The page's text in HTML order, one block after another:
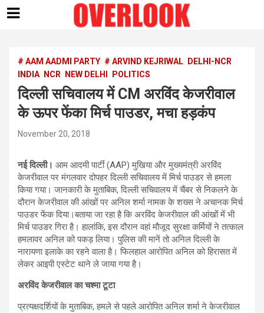
content# AAM AADMI PARTY # ARVIND KEJRIWAL
DELHI-NCR
INDIA
NCR NEW DELHI POLITICS
दिल्ली सचिवालय में CM अरविंद केजरीवाल
के ऊपर फेंका मिर्च पाउडर, मचा हड़कंप
November 20, 2018
नई दिल्ली। आम आदमी पार्टी (AAP) मुखिया और मुख्यमंत्री अरविंद
केजरीवाल पर मंगलवार दोपहर दिल्ली सचिवालय में मिर्च पाउडर से हमला
किया गया। जानकारी के मुताबिक, दिल्ली सचिवालय में चैंबर से निकलने के
दौरान केजरीवाल की आंखों पर अनिल शर्मा नामक के शख्स ने अचानक मिर्च
पाउडर फेंक दिया।बताया जा रहा है कि अरविंद केजरीवाल की आंखों में भी
मिर्च पाउडर गिरा है। हालांकि, इस दौरान वहां मौजूद सुरक्षा कर्मियों ने तत्काल
हमलावर अनिल को पकड़ लिया। पुलिस की मानें तो अनिल दिल्ली के
नारायणा इलाके का रहने वाला है। फिलहाल आरोपित अनिल को हिरासत में
लेकर आइपी एस्टेट थाने ले जाया गया है।
अरविंद केजरीवाल का चश्मा टूटा
प्रत्यक्षदर्शियों के मुताबिक, हमले से पहले आरोपित अनिल शर्मा ने केजरीवाल